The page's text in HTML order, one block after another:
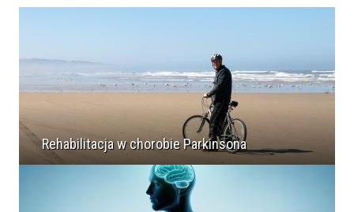
Rehabilitacja w chorobie Parkinsona